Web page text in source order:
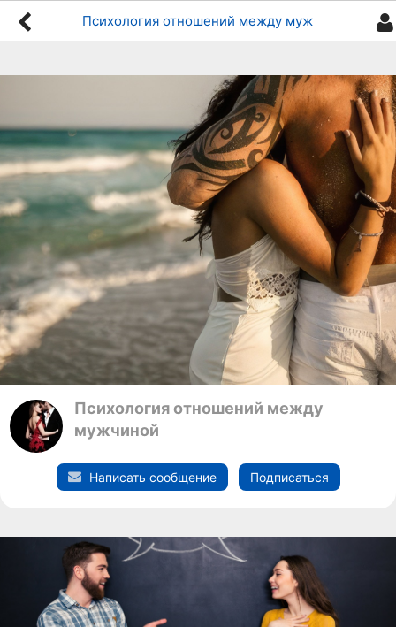
Психология отношений между мужчиной
Психология отношений между
мужчиной
Написать сообщение Подписаться